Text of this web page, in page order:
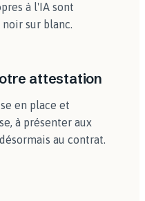
à l'IA sont
sur blanc.
attestation
en place et
à présenter aux
au contrat.